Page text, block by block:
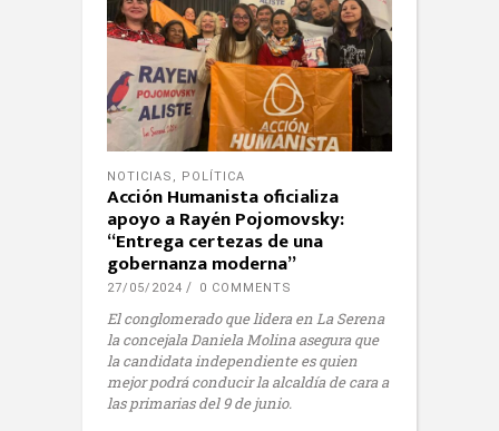
NOTICIAS POLÍTICA
Acción Humanista oficializa
apoyo a Rayén Pojomovsky:
“Entrega certezas de una
gobernanza moderna”
27/05/2024 0 COMMENTS
El conglomerado que lidera en La Serena
la concejala Daniela Molina asegura que
la candidata independiente es quien
mejor podrá conducir la alcaldía de cara a
las primarias del 9 de junio.